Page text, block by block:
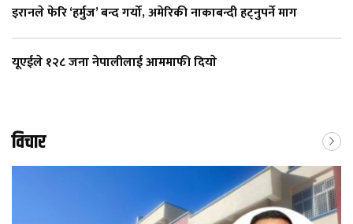
इरानले फेरि ‘हर्मुज’ बन्द गर्यो, अमेरिकी नाकाबन्दी हट्नुपर्ने माग
यूएईले १२८ जना नेपालीलाई आममाफी दियाे
विचार